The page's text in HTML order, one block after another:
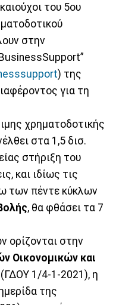
του 5ου
στην
) της
για τη
χρηματοδοτικής
στα 1,5 δισ.
στήριξη του
και ιδίως τις
των πέντε κύκλων
, θα φθάσει τα 7
ορίζονται στην
Οικονομικών και
(ΓΔΟΥ 1/4-1-2021), η
της